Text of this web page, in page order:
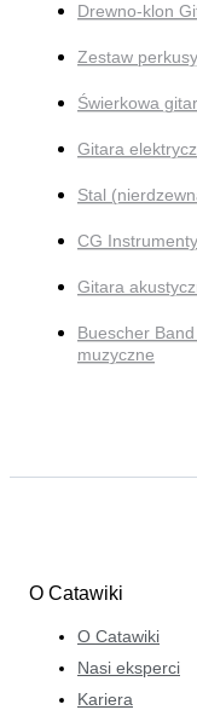
Drewno-klon
Zestaw
Świerkowa
Gitara
Stal
CG
Gitara
Buescher
muzyczne
O Catawiki
O Catawiki
Nasi eksperci
Kariera